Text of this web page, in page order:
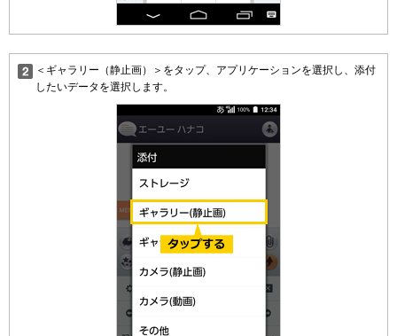
＜ギャラリー（静止画）＞をタップ、アプリケーションを選択し、添付
したいデータを選択します。